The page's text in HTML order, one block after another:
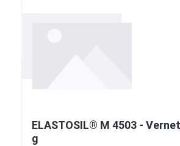
ELASTOSIL® M 4503 -
g